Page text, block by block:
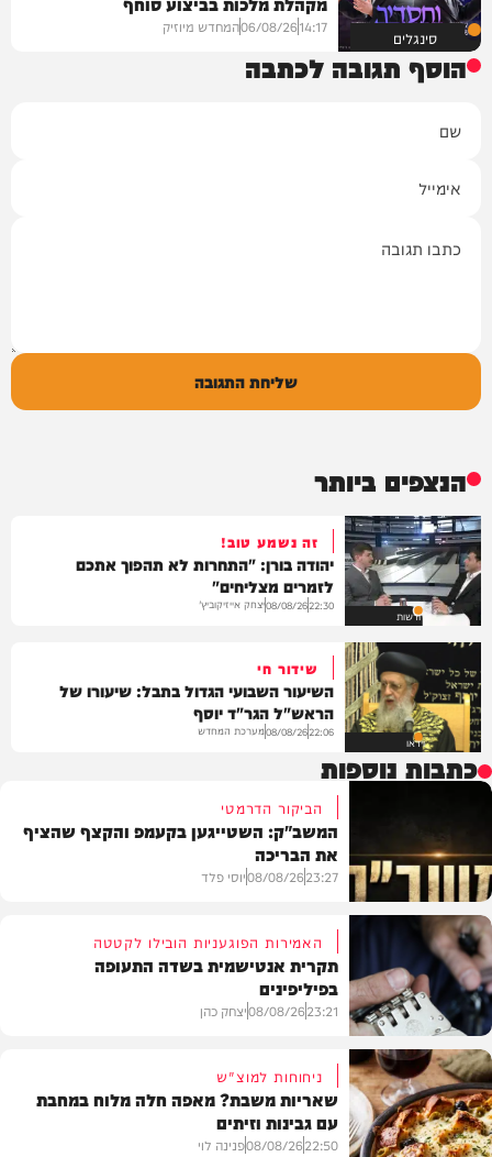
סינגלים 14:17
06/08/26המחדש מיוזיק
הוסף תגובה לכתבה
שליחת התגובה
הנצפים ביותר
חדשות
זה נשמע טוב!
יהודה בורן: "התחרות לא תהפוך אתכם
לזמרים מצליחים"
22:30
08/08/26יצחק אייזיקוביץ'
וידאו
שידור חי
השיעור השבועי הגדול בתבל: שיעורו של
הראש"ל הגר"ד יוסף
22:06
08/08/26מערכת המחדש
כתבות נוספות
המשב"ק
הביקור הדרמטי
המשב"ק: השטייגען בקעמפ והקצף שהציף
את הבריכה
23:27
08/08/26יוסי פלד
חדשות
האמירות הפוגעניות הובילו לקטטה
תקרית אנטישמית בשדה התעופה
בפיליפינים
23:21
08/08/26יצחק כהן
ניחוחות למוצ"ש
שאריות משבת? מאפה חלה מלוח במחבת
עם גבינות וזיתים
22:50
08/08/26פנינה לוי